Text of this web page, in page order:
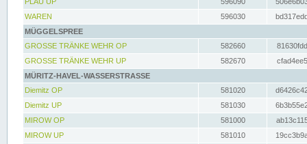
WAREN
596030
MÜGGELSPREE
GROSSE TRÄNKE WEHR OP
582660
GROSSE TRÄNKE WEHR UP
582670
MÜRITZ-HAVEL-WASSERSTRASSE
Diemitz OP
581020
Diemitz UP
581030
MIROW OP
581000
MIROW UP
581010